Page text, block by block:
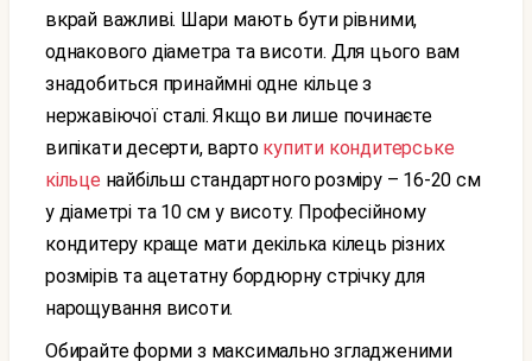
вкрай важливі. Шари мають бути рівними,
однакового діаметра та висоти. Для цього вам
знадобиться принаймні одне кільце з
нержавіючої сталі. Якщо ви лише починаєте
випікати десерти, варто купити кондитерське
кільце найбільш стандартного розміру – 16-20 см
у діаметрі та 10 см у висоту. Професійному
кондитеру краще мати декілька кілець різних
розмірів та ацетатну бордюрну стрічку для
нарощування висоти.
Обирайте форми з максимально згладженими